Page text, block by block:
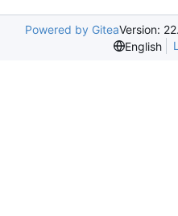
Powered by GiteaVersion:
English